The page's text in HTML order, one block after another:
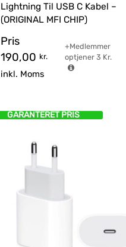
Lightning Til USB C Kabel –
(ORIGINAL MFI CHIP)
Pris
190,00 kr.
inkl. Moms
+Medlemmer
optjener3 Kr.
GARANTERET PRIS